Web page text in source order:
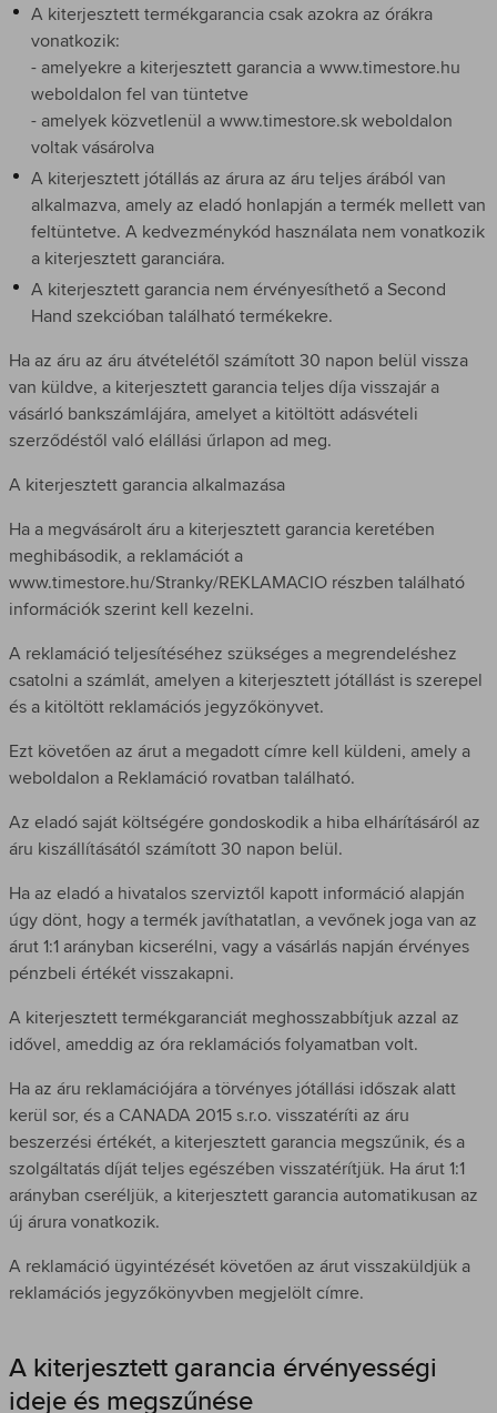
A kiterjesztett termékgarancia csak azokra az órákra
vonatkozik:
- amelyekre a kiterjesztett garancia a www.timestore.hu
weboldalon fel van tüntetve
- amelyek közvetlenül a www.timestore.sk weboldalon
voltak vásárolva
A kiterjesztett jótállás az árura az áru teljes árából van
alkalmazva, amely az eladó honlapján a termék mellett van
feltüntetve. A kedvezménykód használata nem vonatkozik
a kiterjesztett garanciára.
A kiterjesztett garancia nem érvényesíthető a Second
Hand szekcióban található termékekre.
Ha az áru az áru átvételétől számított 30 napon belül vissza
van küldve, a kiterjesztett garancia teljes díja visszajár a
vásárló bankszámlájára, amelyet a kitöltött adásvételi
szerződéstől való elállási űrlapon ad meg.
A kiterjesztett garancia alkalmazása
Ha a megvásárolt áru a kiterjesztett garancia keretében
meghibásodik, a reklamációt a
www.timestore.hu/Stranky/REKLAMACIO részben található
információk szerint kell kezelni.
A reklamáció teljesítéséhez szükséges a megrendeléshez
csatolni a számlát, amelyen a kiterjesztett jótállást is szerepel
és a kitöltött reklamációs jegyzőkönyvet.
Ezt követően az árut a megadott címre kell küldeni, amely a
weboldalon a Reklamáció rovatban található.
Az eladó saját költségére gondoskodik a hiba elhárításáról az
áru kiszállításától számított 30 napon belül.
Ha az eladó a hivatalos szerviztől kapott információ alapján
úgy dönt, hogy a termék javíthatatlan, a vevőnek joga van az
árut 1:1 arányban kicserélni, vagy a vásárlás napján érvényes
pénzbeli értékét visszakapni.
A kiterjesztett termékgaranciát meghosszabbítjuk azzal az
idővel, ameddig az óra reklamációs folyamatban volt.
Ha az áru reklamációjára a törvényes jótállási időszak alatt
kerül sor, és a CANADA 2015 s.r.o. visszatéríti az áru
beszerzési értékét, a kiterjesztett garancia megszűnik, és a
szolgáltatás díját teljes egészében visszatérítjük. Ha árut 1:1
arányban cseréljük, a kiterjesztett garancia automatikusan az
új árura vonatkozik.
A reklamáció ügyintézését követően az árut visszaküldjük a
reklamációs jegyzőkönyvben megjelölt címre.
A kiterjesztett garancia érvényességi
ideje és megszűnése